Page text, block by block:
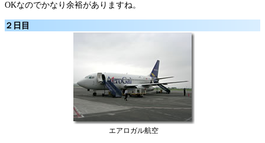
OKなのでかなり余裕がありますね。
２日目
エアロガル航空